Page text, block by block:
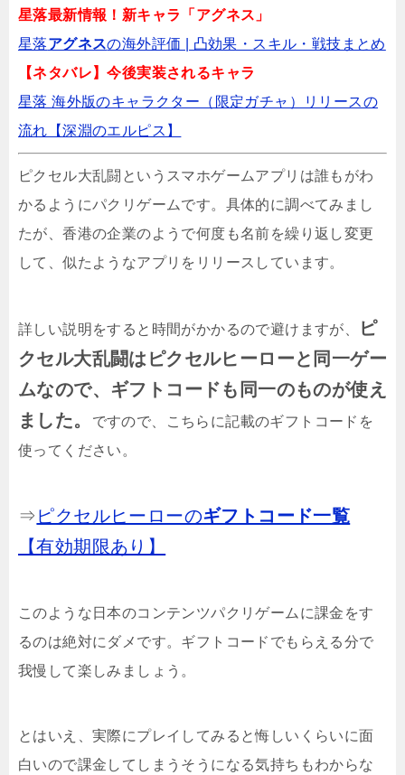
トコード
追加
星落最新情報！新キャラ「アグネス」
星落アグネスの海外評価 | 凸効果・スキル・戦技まとめ️
【ネタバレ】今後実装されるキャラ
星落 海外版のキャラクター（限定ガチャ）リリースの
流れ【深淵のエルピス】
ピクセル大乱闘というスマホゲームアプリは誰もがわ
かるようにパクリゲームです。具体的に調べてみまし
たが、香港の企業のようで何度も名前を繰り返し変更
して、似たようなアプリをリリースしています。
詳しい説明をすると時間がかかるので避けますが、
ピ
クセル大乱闘はピクセルヒーローと同一ゲー
ムなので、ギフトコードも同一のものが使え
ました。
ですので、こちらに記載のギフトコードを
使ってください。
⇒ ピクセルヒーローのギフトコード一覧
【有効期限あり】
このような日本のコンテンツパクリゲームに課金をす
るのは絶対にダメです。ギフトコードでもらえる分で
我慢して楽しみましょう。
とはいえ、実際にプレイしてみると悔しいくらいに面
白いので課金してしまうそうになる気持ちもわからな